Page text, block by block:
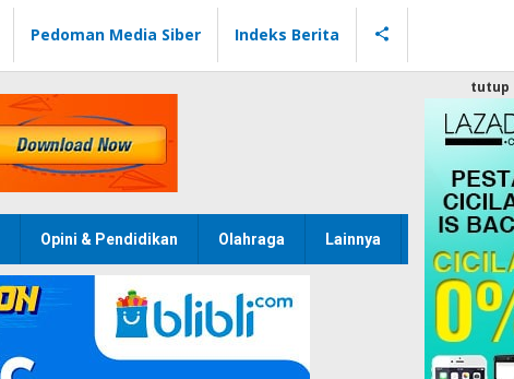
Pedoman Media Siber Indeks Berita
Opini & Pendidikan Olahraga Lainnya
tutup